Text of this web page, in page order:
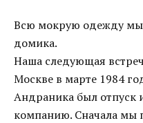
Всю мокрую одежду
домика.
Наша следующая
Москве в марте 1984
Андраника был отпуск
компанию. Сначала мы